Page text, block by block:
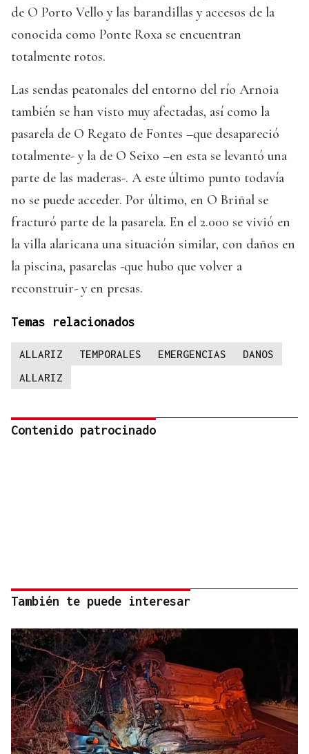
de O Porto Vello y las barandillas y accesos de la
conocida como Ponte Roxa se encuentran
totalmente rotos.
Las sendas peatonales del entorno del río Arnoia
también se han visto muy afectadas, así como la
pasarela de O Regato de Fontes –que desapareció
totalmente- y la de O Seixo –en esta se levantó una
parte de las maderas-. A este último punto todavía
no se puede acceder. Por último, en O Briñal se
fracturó parte de la pasarela. En el 2.000 se vivió en
la villa alaricana una situación similar, con daños en
la piscina, pasarelas -que hubo que volver a
reconstruir- y en presas.
Temas relacionados
ALLARIZ TEMPORALES EMERGENCIAS
DANOS
ALLARIZ
Contenido patrocinado
También te puede interesar